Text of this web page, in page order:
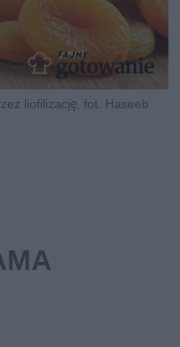
liofilizację, fot. Haseeb